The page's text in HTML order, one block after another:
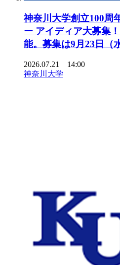
神奈川大学創立100周
ー アイディア大募集
能。募集は9月23日（
2026.07.21 14:00
神奈川大学